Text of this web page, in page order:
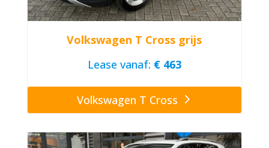
Volkswagen T Cross grijs
Lease vanaf: € 463
Volkswagen T Cross